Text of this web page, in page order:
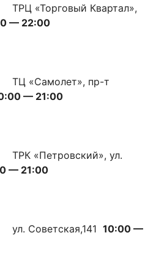
ТРЦ «Торговый Квартал»,
— 22:00
ТЦ «Самолет», пр-т
— 21:00
ТРК «Петровский», ул.
— 21:00
ул. Советская,141 10:00 —